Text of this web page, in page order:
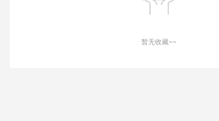
暂无收藏~~